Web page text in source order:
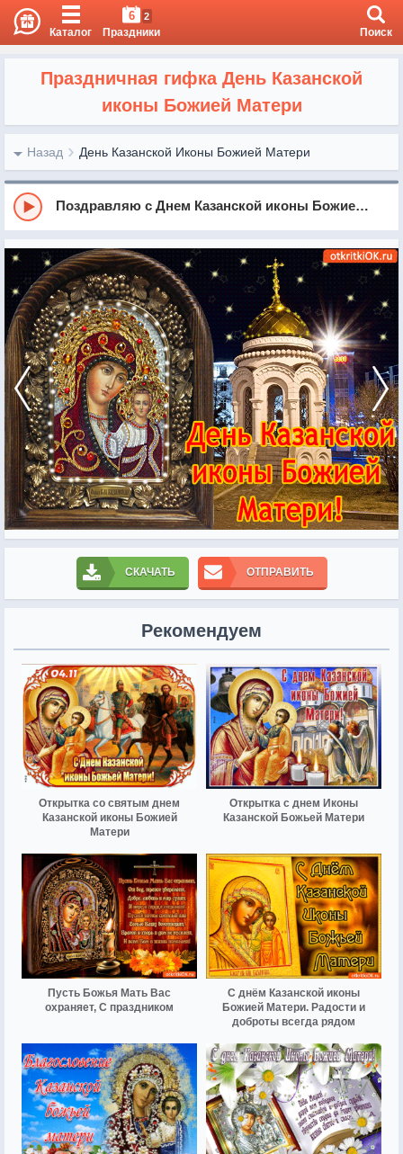
Каталог
6 2
Праздники Поиск
Праздничная гифка День Казанской
иконы Божией Матери
Назад День Казанской Иконы Божией Матери
Поздравляю с Днем Казанской иконы Божией Матери.
СКАЧАТЬ ОТПРАВИТЬ
Рекомендуем
Открытка со святым днем
Казанской иконы Божией
Матери
Открытка с днем Иконы
Казанской Божьей Матери
Пусть Божья Мать Вас
охраняет, С праздником
С днём Казанской иконы
Божией Матери. Радости и
доброты всегда рядом